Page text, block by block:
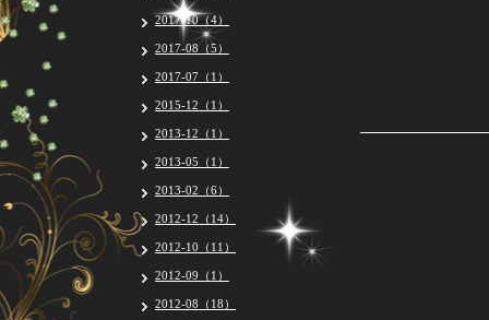
2017-10（4）
2017-08（5）
2017-07（1）
2015-12（1）
2013-12（1）
2013-05（1）
2013-02（6）
2012-12（14）
2012-10（11）
2012-09（1）
2012-08（18）